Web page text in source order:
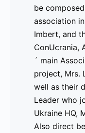
be
association
Imbert, and
ConUcrania,
´ main
project, Mrs.
well as their
Leader who
Ukraine HQ,
Also direct
de
Fabirovska,
Zokolowski ,
directamente
El evento se
lo que ha
de la UE.